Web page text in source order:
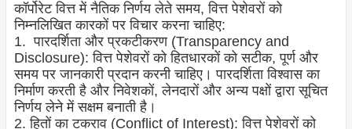
कॉर्पोरेट वित्त में नैतिक निर्णय लेते समय, वित्त पेशेवरों को
निम्नलिखित कारकों पर विचार करना चाहिए:
1. पारदर्शिता और प्रकटीकरण (Transparency and
Disclosure): वित्त पेशेवरों को हितधारकों को सटीक, पूर्ण और
समय पर जानकारी प्रदान करनी चाहिए। पारदर्शिता विश्वास का
निर्माण करती है और निवेशकों, लेनदारों और अन्य पक्षों द्वारा सूचित
निर्णय लेने में सक्षम बनाती है।
2. हितों का टकराव (Conflict of Interest): वित्त पेशेवरों को